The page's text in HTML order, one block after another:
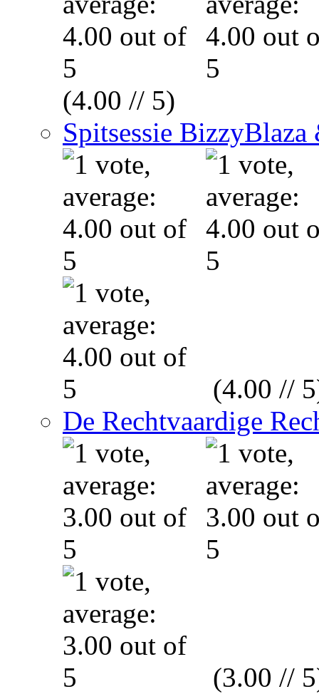
(4.00 // 5)
Spitsessie
(4.00 //
De Rechtvaardige
(3.00 //